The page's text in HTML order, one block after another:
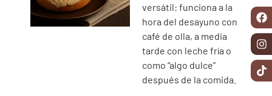
versátil: funciona a la
hora del desayuno con
café de olla, a media
tarde con leche fría o
como “algo dulce”
después de la comida.